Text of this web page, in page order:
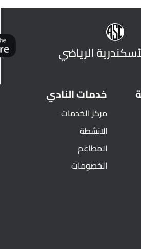
الرياضي
خدمات النادي
مركز الخدمات
الانشطة
المطاعم
الخصومات